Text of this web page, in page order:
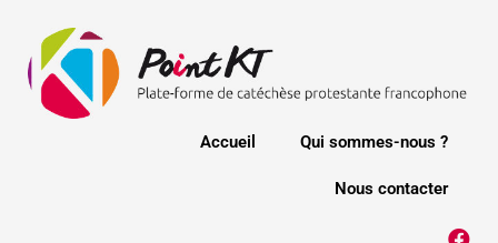
Accueil Qui sommes-nous ?
Nous contacter